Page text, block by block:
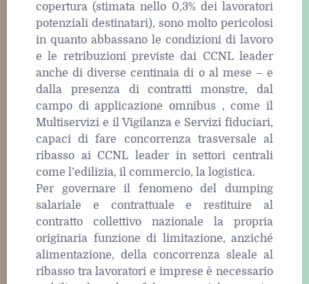
copertura (stimata nello 0,3% dei lavoratori
potenziali destinatari), sono molto pericolosi
in quanto abbassano le condizioni di lavoro
e le retribuzioni previste dai CCNL leader
anche di diverse centinaia di o al mese – e
dalla presenza di contratti monstre, dal
campo di applicazione omnibus , come il
Multiservizi e il Vigilanza e Servizi fiduciari,
capaci di fare concorrenza trasversale al
ribasso ai CCNL leader in settori centrali
come l’edilizia, il commercio, la logistica.
Per governare il fenomeno del dumping
salariale e contrattuale e restituire al
contratto collettivo nazionale la propria
originaria funzione di limitazione, anziché
alimentazione, della concorrenza sleale al
ribasso tra lavoratori e imprese è necessario